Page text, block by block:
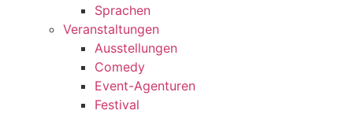
Sprachen
Veranstaltungen
Ausstellungen
Comedy
Event-Agenturen
Festival